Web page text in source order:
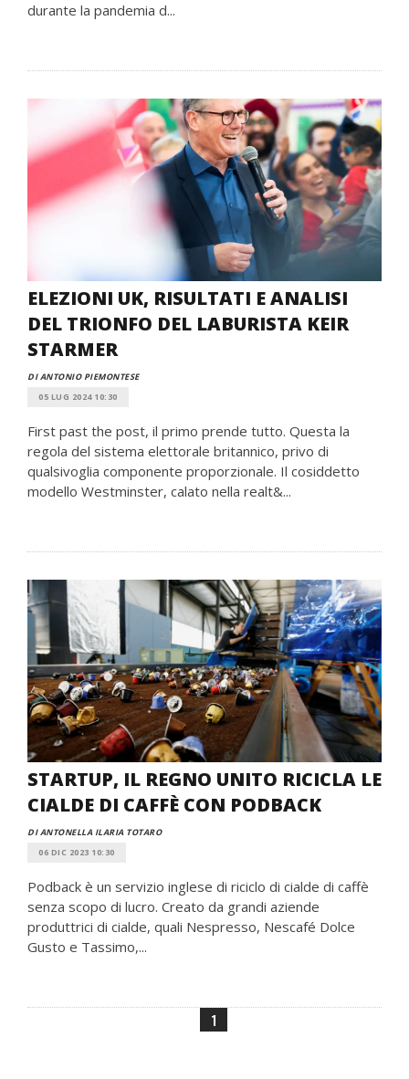
durante la pandemia d...
ELEZIONI UK, RISULTATI E ANALISI
DEL TRIONFO DEL LABURISTA KEIR
STARMER
DI ANTONIO PIEMONTESE
05 LUG 2024 10:30
First past the post, il primo prende tutto. Questa la
regola del sistema elettorale britannico, privo di
qualsivoglia componente proporzionale. Il cosiddetto
modello Westminster, calato nella realt&...
STARTUP, IL REGNO UNITO RICICLA LE
CIALDE DI CAFFÈ CON PODBACK
DI ANTONELLA ILARIA TOTARO
06 DIC 2023 10:30
Podback è un servizio inglese di riciclo di cialde di caffè
senza scopo di lucro. Creato da grandi aziende
produttrici di cialde, quali Nespresso, Nescafé Dolce
Gusto e Tassimo,...
1